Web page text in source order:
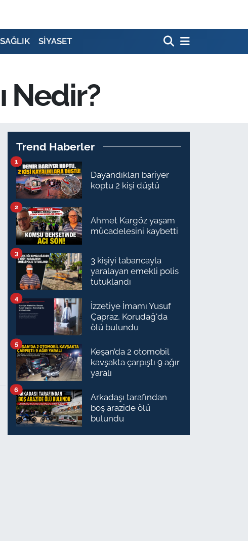
SAĞLIK SİYASET
Nedir?
Trend Haberler
Dayandıkları bariyer
koptu 2 kişi düştü
1
Ahmet Kargöz yaşam
mücadelesini kaybetti
2
3 kişiyi tabancayla
yaralayan emekli polis
tutuklandı
3
İzzetiye İmamı Yusuf
Çapraz, Korudağ'da
ölü bulundu
4
Keşan’da 2 otomobil
kavşakta çarpıştı 9 ağır
yaralı
5
Arkadaşı tarafından
boş arazide ölü
bulundu
6